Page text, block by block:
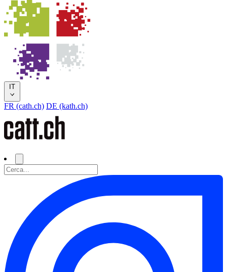
IT
FR (cath.ch) DE (kath.ch)